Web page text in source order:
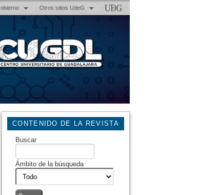
Otros sitios UdeG
CONTENIDO DE LA REVISTA
Buscar
Ámbito de la búsqueda